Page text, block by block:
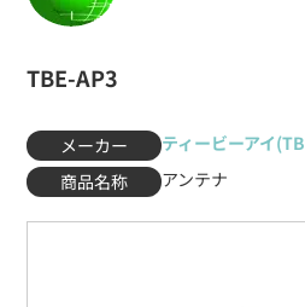
TBE-AP3
メーカー
ティービーアイ
商品名称
アンテナ